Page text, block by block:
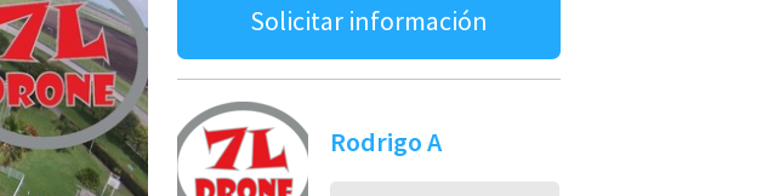
Solicitar información
Rodrigo A